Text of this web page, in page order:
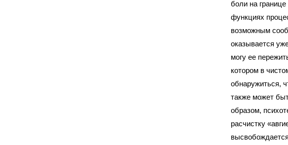
боли на границе
функциях
возможным
оказывается
могу ее
котором в
обнаружиться,
также может
образом,
расчистку